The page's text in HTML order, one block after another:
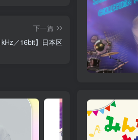
下一篇
／16bit】日本区